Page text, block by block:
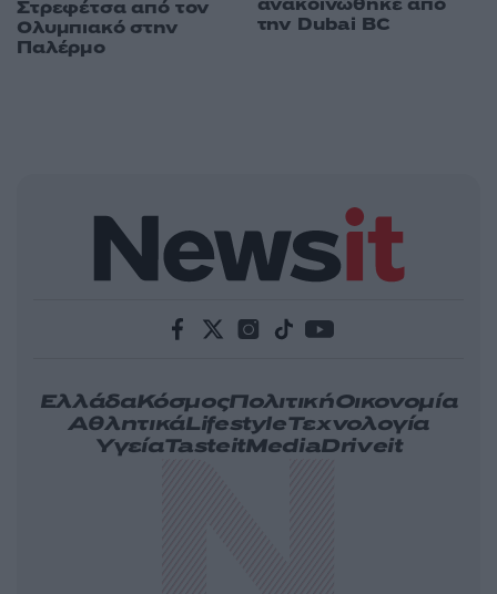
Στρεφέτσα από τον
Ολυμπιακό στην
Παλέρμο
την Dubai BC
ΕλλάδαΚόσμοςΠολιτικήΟικονομία
ΑθλητικάLifestyleΤεχνολογία
ΥγείαTasteitMediaDriveit